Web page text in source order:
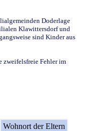
Doderlage
Klawittersdorf und
sind Kinder aus
zweifelsfreie Fehler im
Wohnort der Eltern